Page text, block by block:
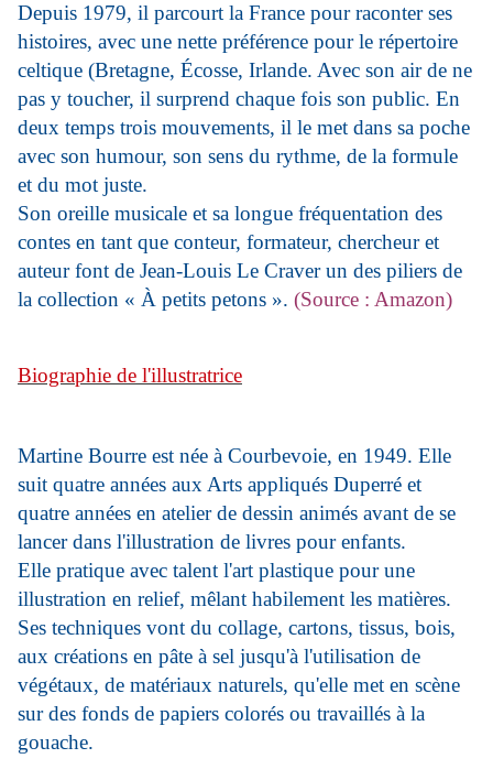
Depuis 1979, il parcourt la France pour raconter ses
histoires, avec une nette préférence pour le répertoire
celtique (Bretagne, Écosse, Irlande. Avec son air de ne
pas y toucher, il surprend chaque fois son public. En
deux temps trois mouvements, il le met dans sa poche
avec son humour, son sens du rythme, de la formule
et du mot juste.
Son oreille musicale et sa longue fréquentation des
contes en tant que conteur, formateur, chercheur et
auteur font de Jean-Louis Le Craver un des piliers de
la collection « À petits petons ». (Source : Amazon)
Biographie de l'illustratrice
Martine Bourre est née à Courbevoie, en 1949. Elle
suit quatre années aux Arts appliqués Duperré et
quatre années en atelier de dessin animés avant de se
lancer dans l'illustration de livres pour enfants.
Elle pratique avec talent l'art plastique pour une
illustration en relief, mêlant habilement les matières.
Ses techniques vont du collage, cartons, tissus, bois,
aux créations en pâte à sel jusqu'à l'utilisation de
végétaux, de matériaux naturels, qu'elle met en scène
sur des fonds de papiers colorés ou travaillés à la
gouache.